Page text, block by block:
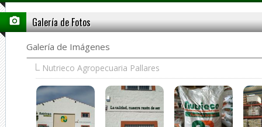
Galería de Fotos
Galería de Imágenes
Nutrieco Agropecuaria Pallares